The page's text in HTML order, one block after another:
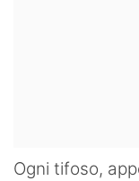
Ogni tifoso,